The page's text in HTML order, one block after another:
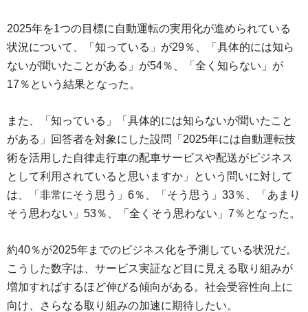
2025年を1つの目標に自動運転の実用化が進められている
状況について、「知っている」が29％、「具体的には知ら
ないが聞いたことがある」が54％、「全く知らない」が
17％という結果となった。
また、「知っている」「具体的には知らないが聞いたこと
がある」回答者を対象にした設問「2025年には自動運転技
術を活用した自律走行車の配車サービスや配送がビジネス
として利用されていると思いますか」という問いに対して
は、「非常にそう思う」6％、「そう思う」33％、「あまり
そう思わない」53％、「全くそう思わない」7％となった。
約40％が2025年までのビジネス化を予測している状況だ。
こうした数字は、サービス実証など目に見える取り組みが
増加すればするほど伸びる傾向がある。社会受容性向上に
向け、さらなる取り組みの加速に期待したい。